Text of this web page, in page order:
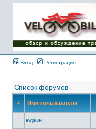
Имя пользователя:
Пароль:
{ LOG_ME_IN_SHORT
}
Вход
Регистрация
Список форумов
# Имя пользователя
1 юджин